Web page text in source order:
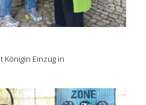
Königin Einzug in